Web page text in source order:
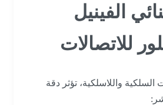
الفينيل
للاتصالات
واللاسلكية، تؤثر دقة